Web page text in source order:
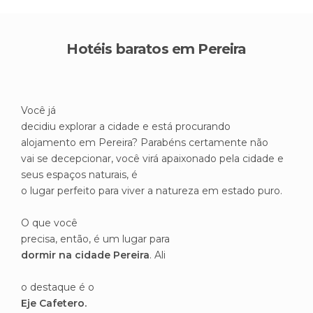
Hotéis baratos em Pereira
Você já
decidiu explorar a cidade e está procurando
alojamento em Pereira? Parabéns certamente não
vai se decepcionar, você virá apaixonado pela cidade e
seus espaços naturais, é
o lugar perfeito para viver a natureza em estado puro.
O que você
precisa, então, é um lugar para
dormir na cidade Pereira. Ali
o destaque é o
Eje Cafetero.